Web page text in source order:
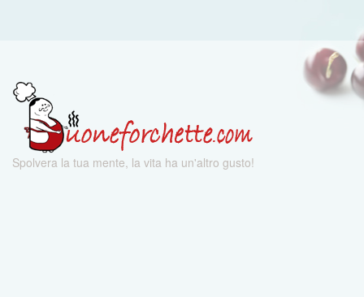
Spolvera la tua mente, la vita ha un'altro gusto!